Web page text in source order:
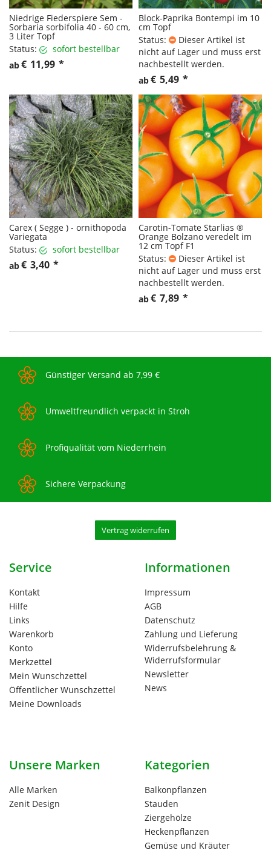
Niedrige Fiederspiere Sem -
Sorbaria sorbifolia 40 - 60 cm,
3 Liter Topf
Status:
sofort bestellbar
ab€ 11,99 *
Block-Paprika Bontempi im 10
cm Topf
Status:
Dieser Artikel ist
nicht auf Lager und muss erst
nachbestellt werden.
ab€ 5,49 *
Carex ( Segge ) - ornithopoda
Variegata
Status:
sofort bestellbar
ab€ 3,40 *
Carotin-Tomate Starlias ®
Orange Bolzano veredelt im
12 cm Topf F1
Status:
Dieser Artikel ist
nicht auf Lager und muss erst
nachbestellt werden.
ab€ 7,89 *
Günstiger Versand ab 7,99 €
Umweltfreundlich verpackt in Stroh
Profiqualität vom Niederrhein
Sichere Verpackung
Vertrag widerrufen
Service
Kontakt
Hilfe
Links
Warenkorb
Konto
Merkzettel
Mein Wunschzettel
Öffentlicher Wunschzettel
Meine Downloads
Informationen
Impressum
AGB
Datenschutz
Zahlung und Lieferung
Widerrufsbelehrung &
Widerrufsformular
Newsletter
News
Unsere Marken
Alle Marken
Zenit Design
Kategorien
Balkonpflanzen
Stauden
Ziergehölze
Heckenpflanzen
Gemüse und Kräuter